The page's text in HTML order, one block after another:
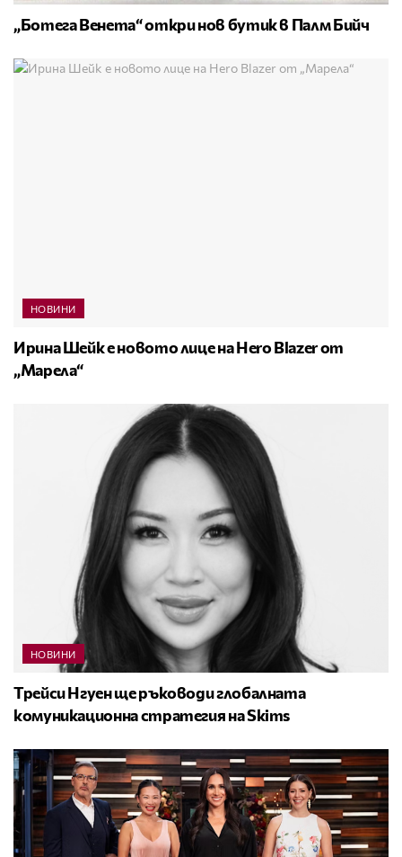
„Ботега Венета“ откри нов бутик в Палм Бийч
НОВИНИ
Ирина Шейк е новото лице на Hero Blazer от
„Марела“
НОВИНИ
Трейси Нгуен ще ръководи глобалната
комуникационна стратегия на Skims